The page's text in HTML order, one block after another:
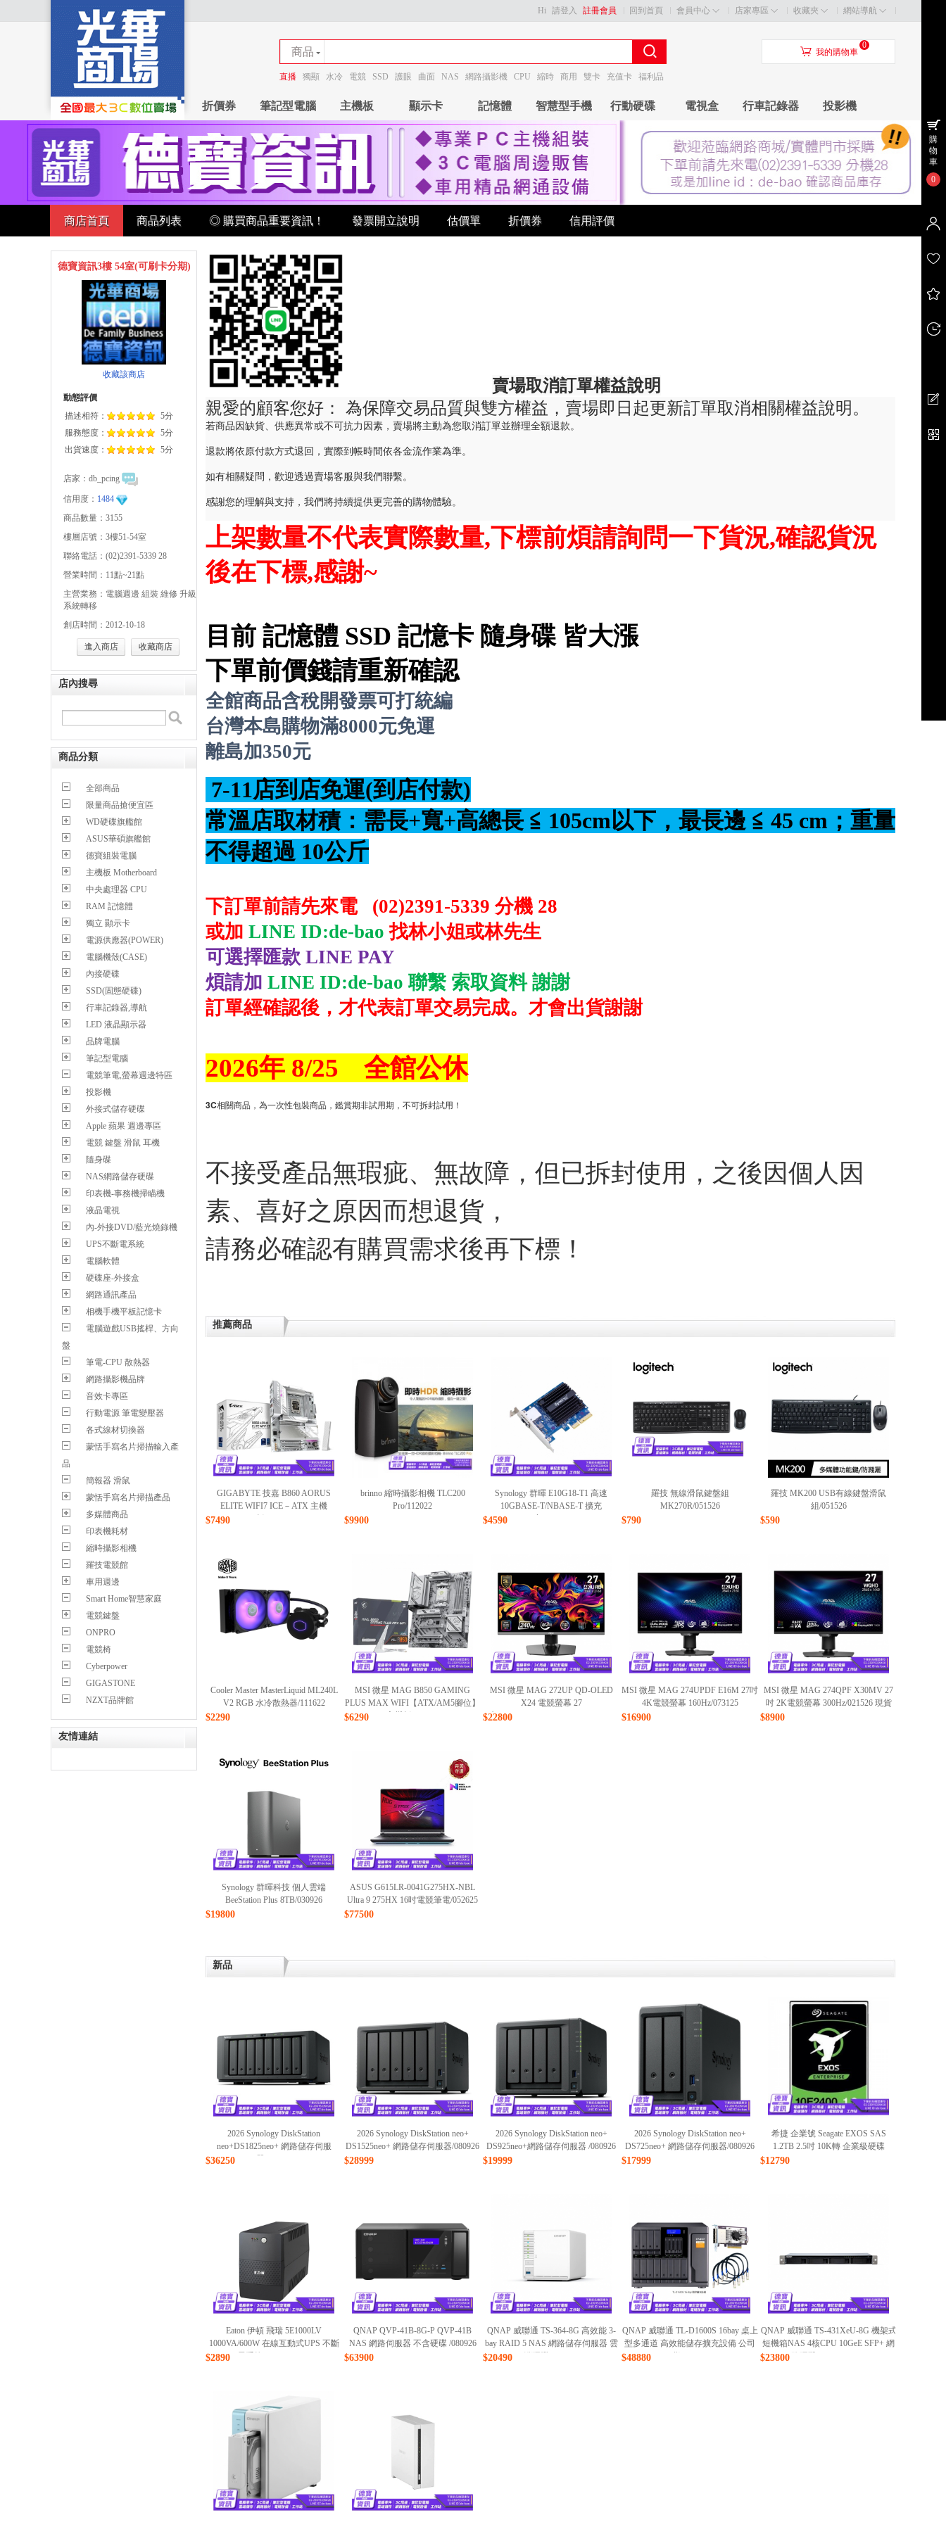
回到首頁 會員中心 店家專區 收藏夾 網站導航
Hi 請登入 註冊會員
商品
商店
直播 獨顯 水冷 電競 SSD 護眼 曲面 NAS 網路攝影機 CPU 縮時 商用 雙卡 充值卡 福利品
󰃦 我的購物車
0
折價券 筆記型電腦 主機板 顯示卡 記憶體 智慧型手機 行動硬碟 電視盒 行車記錄器 投影機
商店首頁 商品列表 ◎ 購買商品重要資訊！ 發票開立說明 估價單 折價券 信用評價
德寶資訊3樓 54室(可刷卡分期)
收藏該商店
動態評價
描述相符：
5分
服務態度：
5分
出貨速度：
5分
店家： db_pcing
信用度： 1484
商品數量：3155
樓層店號：3樓51-54室
聯絡電話：(02)2391-5339 28
營業時間：11點~21點
主營業務：電腦週邊 組裝 維修 升級
系統轉移
創店時間：2012-10-18
進入商店 收藏商店
店內搜尋
商品分類
全部商品
限量商品搶便宜區
WD硬碟旗艦館
ASUS華碩旗艦館
德寶組裝電腦
主機板 Motherboard
中央處理器 CPU
RAM 記憶體
獨立 顯示卡
電源供應器(POWER)
電腦機殼(CASE)
內接硬碟
SSD(固態硬碟)
行車記錄器,導航
LED 液晶顯示器
品牌電腦
筆記型電腦
電競筆電,螢幕週邊特區
投影機
外接式儲存硬碟
Apple 蘋果 週邊專區
電競 鍵盤 滑鼠 耳機
隨身碟
NAS網路儲存硬碟
印表機-事務機掃瞄機
液晶電視
內-外接DVD/藍光燒錄機
UPS不斷電系統
電腦軟體
硬碟座-外接盒
網路通訊產品
相機手機平板記憶卡
電腦遊戲USB搖桿、方向
盤
筆電-CPU 散熱器
網路攝影機品牌
音效卡專區
行動電源 筆電變壓器
各式線材切換器
蒙恬手寫名片掃描輸入產
品
簡報器 滑鼠
蒙恬手寫名片掃描產品
多媒體商品
印表機耗材
縮時攝影相機
羅技電競館
車用週邊
Smart Home智慧家庭
電競鍵盤
ONPRO
電競椅
Cyberpower
GIGASTONE
NZXT品牌館
友情連結
賣場取消訂單權益說明
親愛的顧客您好： 為保障交易品質與雙方權益，賣場即日起更新訂單取消相關權益說明。
若商品因缺貨、供應異常或不可抗力因素，賣場將主動為您取消訂單並辦理全額退款。
退款將依原付款方式退回，實際到帳時間依各金流作業為準。
如有相關疑問，歡迎透過賣場客服與我們聯繫。
感謝您的理解與支持，我們將持續提供更完善的購物體驗。
上架數量不代表實際數量,下標前煩請詢問一下貨況,確認貨況
後在下標,感謝~
目前 記憶體 SSD 記憶卡 隨身碟 皆大漲
下單前價錢請重新確認
全館商品含稅開發票可打統編
台灣本島購物滿8000元免運
離島加350元
7-11店到店免運(到店付款)
常溫店取材積：需長+寬+高總長 ≦ 105cm以下，最長邊 ≦ 45 cm；重量
不得超過 10公斤
下訂單前請先來電 (02)2391-5339 分機 28
或加 LINE ID:de-bao找林小姐或林先生
可選擇匯款 LINE PAY
煩請加 LINE ID:de-bao 聯繫 索取資料 謝謝
訂單經確認後 ， 才代表訂單交易完成。才會出貨謝謝
2026年 8/25 全館公休
3C相關商品，為一次性包裝商品，鑑賞期非試用期，不可拆封試用！
不接受產品無瑕疵、無故障，但已拆封使用，之後因個人因
素、喜好之原因而想退貨，
請務必確認有購買需求後再下標 ！
推薦商品
GIGABYTE 技嘉 B860 AORUS
ELITE WIFI7 ICE－ATX 主機
$7490
brinno 縮時攝影相機 TLC200
Pro/112022
$9900
Synology 群暉 E10G18-T1 高速
10GBASE-T/NBASE-T 擴充
$4590
羅技 無線滑鼠鍵盤組
MK270R/051526
$790
羅技 MK200 USB有線鍵盤滑鼠
組/051526
$590
Cooler Master MasterLiquid ML240L
V2 RGB 水冷散熱器/111622
$2290
MSI 微星 MAG B850 GAMING
PLUS MAX WIFI【ATX/AM5腳位】
$6290
MSI 微星 MAG 272UP QD-OLED
X24 電競螢幕 27
吋/240Hz/0.03/4K/QD-OLED/062726
$22800
MSI 微星 MAG 274UPDF E16M 27吋
4K電競螢幕 160Hz/073125
$16900
MSI 微星 MAG 274QPF X30MV 27
吋 2K電競螢幕 300Hz/021526 現貨
$8900
Synology 群暉科技 個人雲端
BeeStation Plus 8TB/030926
$19800
ASUS G615LR-0041G275HX-NBL
Ultra 9 275HX 16吋電競筆電/052625
$77500
新品
2026 Synology DiskStation
neo+DS1825neo+ 網路儲存伺服
$36250
2026 Synology DiskStation neo+
DS1525neo+ 網路儲存伺服器/080926
$28999
2026 Synology DiskStation neo+
DS925neo+網路儲存伺服器 /080926
$19999
2026 Synology DiskStation neo+
DS725neo+ 網路儲存伺服器/080926
$17999
希捷 企業號 Seagate EXOS SAS
1.2TB 2.5吋 10K轉 企業級硬碟
(ST1200MM0129)/080926
$12790
Eaton 伊頓 飛瑞 5E1000LV
1000VA/600W 在線互動式UPS 不斷
$2890
QNAP QVP-41B-8G-P QVP-41B
NAS 網路伺服器 不含硬碟 /080926
$63900
QNAP 威聯通 TS-364-8G 高效能 3-
bay RAID 5 NAS 網路儲存伺服器 雲
$20490
QNAP 威聯通 TL-D1600S 16bay 桌上
型多通道 高效能儲存擴充設備 公司
$48880
QNAP 威聯通 TS-431XeU-8G 機架式
短機箱NAS 4核CPU 10GeE SFP+ 網
$23800
購
物
車
0